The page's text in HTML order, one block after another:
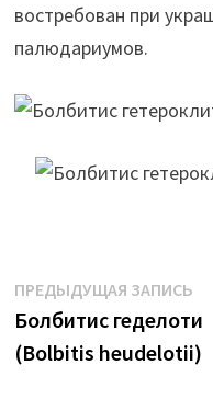
востребован при
палюдариумов.
Навигация
по
записям
ПРЕДЫДУЩАЯ ЗАПИСЬ
Болбитис геделоти
(Bolbitis heudelotii)